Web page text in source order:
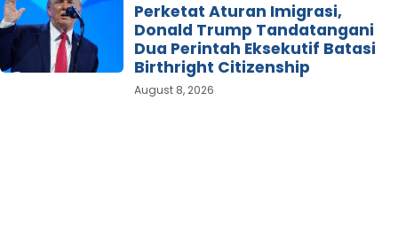
Perketat Aturan Imigrasi,
Donald Trump Tandatangani
Dua Perintah Eksekutif Batasi
Birthright Citizenship
August 8, 2026